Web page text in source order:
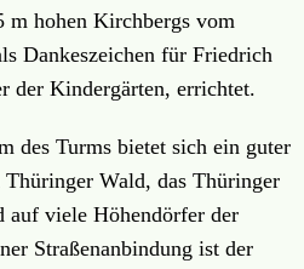
m hohen Kirchbergs vom
Dankeszeichen für Friedrich
der Kindergärten, errichtet.
des Turms bietet sich ein guter
Wald, das Thüringer
auf viele Höhendörfer der
Straßenanbindung ist der